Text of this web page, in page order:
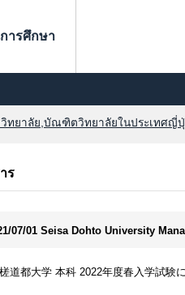
ารศึกษา
ทยาลัย,บัณฑิตวิทยาลัยในประเทศญี่ปุ่
ร
07/01 Seisa Dohto University
槎道都大学 本科 2022年度春入学試験